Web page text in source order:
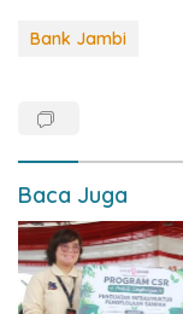
e
o
k
at
p
p
n
Bank Jambi
Baca Juga